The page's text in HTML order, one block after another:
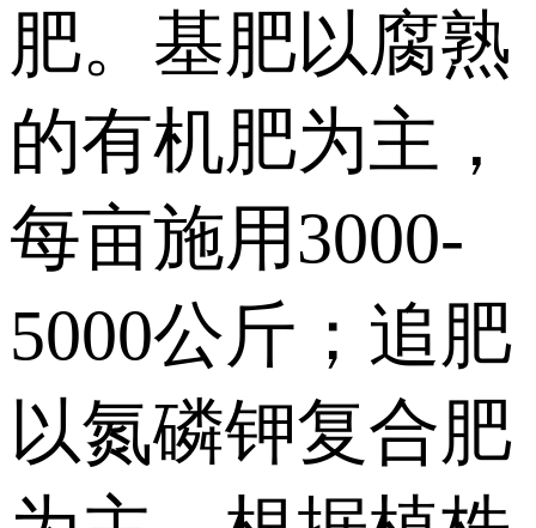
肥。基肥以腐熟
的有机肥为主，
每亩施用3000-
5000公斤；追肥
以氮磷钾复合肥